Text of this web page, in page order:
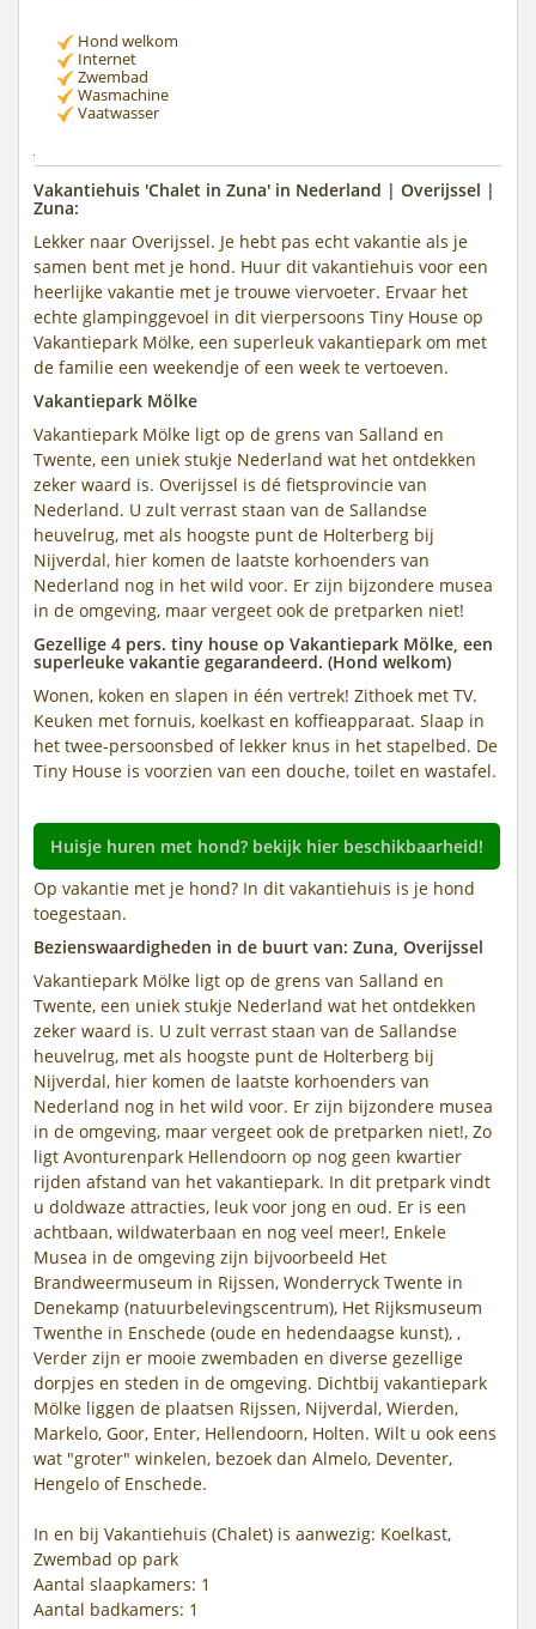
Hond welkom
Internet
Zwembad
Wasmachine
Vaatwasser
Vakantiehuis 'Chalet in Zuna' in Nederland | Overijssel |
Zuna:
Lekker naar Overijssel. Je hebt pas echt vakantie als je
samen bent met je hond. Huur dit vakantiehuis voor een
heerlijke vakantie met je trouwe viervoeter. Ervaar het
echte glampinggevoel in dit vierpersoons Tiny House op
Vakantiepark Mölke, een superleuk vakantiepark om met
de familie een weekendje of een week te vertoeven.
Vakantiepark Mölke
Vakantiepark Mölke ligt op de grens van Salland en
Twente, een uniek stukje Nederland wat het ontdekken
zeker waard is. Overijssel is dé fietsprovincie van
Nederland. U zult verrast staan van de Sallandse
heuvelrug, met als hoogste punt de Holterberg bij
Nijverdal, hier komen de laatste korhoenders van
Nederland nog in het wild voor. Er zijn bijzondere musea
in de omgeving, maar vergeet ook de pretparken niet!
Gezellige 4 pers. tiny house op Vakantiepark Mölke, een
superleuke vakantie gegarandeerd. (Hond welkom)
Wonen, koken en slapen in één vertrek! Zithoek met TV.
Keuken met fornuis, koelkast en koffieapparaat. Slaap in
het twee-persoonsbed of lekker knus in het stapelbed. De
Tiny House is voorzien van een douche, toilet en wastafel.
Huisje huren met hond? bekijk hier beschikbaarheid!
Op vakantie met je hond? In dit vakantiehuis is je hond
toegestaan.
Bezienswaardigheden in de buurt van: Zuna, Overijssel
Vakantiepark Mölke ligt op de grens van Salland en
Twente, een uniek stukje Nederland wat het ontdekken
zeker waard is. U zult verrast staan van de Sallandse
heuvelrug, met als hoogste punt de Holterberg bij
Nijverdal, hier komen de laatste korhoenders van
Nederland nog in het wild voor. Er zijn bijzondere musea
in de omgeving, maar vergeet ook de pretparken niet!, Zo
ligt Avonturenpark Hellendoorn op nog geen kwartier
rijden afstand van het vakantiepark. In dit pretpark vindt
u doldwaze attracties, leuk voor jong en oud. Er is een
achtbaan, wildwaterbaan en nog veel meer!, Enkele
Musea in de omgeving zijn bijvoorbeeld Het
Brandweermuseum in Rijssen, Wonderryck Twente in
Denekamp (natuurbelevingscentrum), Het Rijksmuseum
Twenthe in Enschede (oude en hedendaagse kunst), ,
Verder zijn er mooie zwembaden en diverse gezellige
dorpjes en steden in de omgeving. Dichtbij vakantiepark
Mölke liggen de plaatsen Rijssen, Nijverdal, Wierden,
Markelo, Goor, Enter, Hellendoorn, Holten. Wilt u ook eens
wat "groter" winkelen, bezoek dan Almelo, Deventer,
Hengelo of Enschede.
In en bij Vakantiehuis (Chalet) is aanwezig: Koelkast,
Zwembad op park
Aantal slaapkamers: 1
Aantal badkamers: 1